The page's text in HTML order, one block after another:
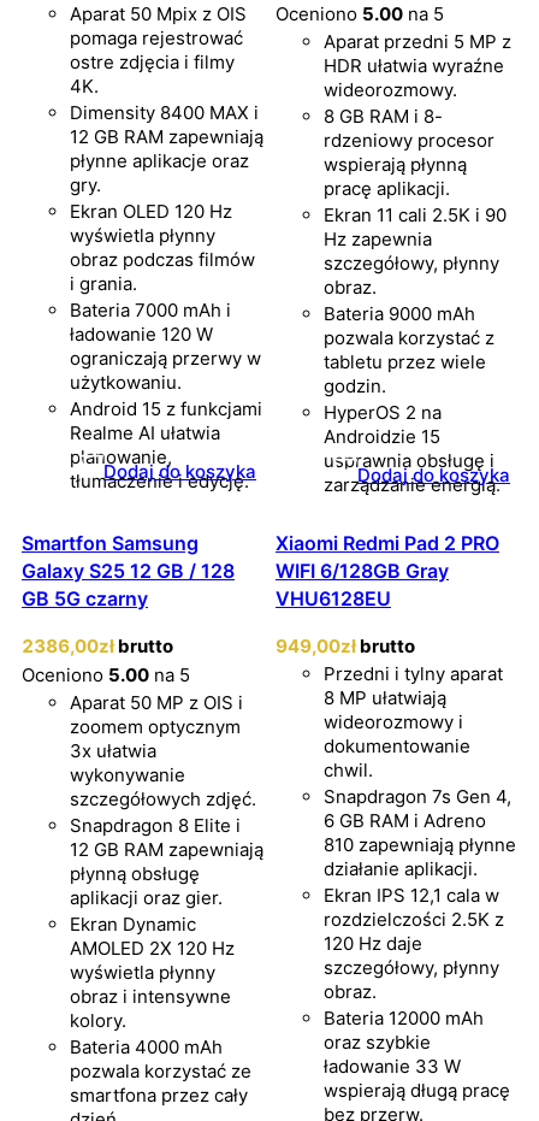
Aparat 50 Mpix z OIS
pomaga rejestrować
ostre zdjęcia i filmy
4K.
Dimensity 8400 MAX i
12 GB RAM zapewniają
płynne aplikacje oraz
gry.
Ekran OLED 120 Hz
wyświetla płynny
obraz podczas filmów
i grania.
Bateria 7000 mAh i
ładowanie 120 W
ograniczają przerwy w
użytkowaniu.
Android 15 z funkcjami
Realme AI ułatwia
planowanie,
tłumaczenie i edycję.
Dodaj do koszyka
Oceniono 5.00 na 5
Aparat przedni 5 MP z
HDR ułatwia wyraźne
wideorozmowy.
8 GB RAM i 8-
rdzeniowy procesor
wspierają płynną
pracę aplikacji.
Ekran 11 cali 2.5K i 90
Hz zapewnia
szczegółowy, płynny
obraz.
Bateria 9000 mAh
pozwala korzystać z
tabletu przez wiele
godzin.
HyperOS 2 na
Androidzie 15
usprawnia obsługę i
zarządzanie energią.
Dodaj do koszyka
Smartfon Samsung
Galaxy S25 12 GB / 128
GB 5G czarny
2386,00zł brutto
Oceniono 5.00 na 5
Aparat 50 MP z OIS i
zoomem optycznym
3x ułatwia
wykonywanie
szczegółowych zdjęć.
Snapdragon 8 Elite i
12 GB RAM zapewniają
płynną obsługę
aplikacji oraz gier.
Ekran Dynamic
AMOLED 2X 120 Hz
wyświetla płynny
obraz i intensywne
kolory.
Bateria 4000 mAh
pozwala korzystać ze
smartfona przez cały
Xiaomi Redmi Pad 2 PRO
WIFI 6/128GB Gray
VHU6128EU
949,00zł brutto
Przedni i tylny aparat
8 MP ułatwiają
wideorozmowy i
dokumentowanie
chwil.
Snapdragon 7s Gen 4,
6 GB RAM i Adreno
810 zapewniają płynne
działanie aplikacji.
Ekran IPS 12,1 cala w
rozdzielczości 2.5K z
120 Hz daje
szczegółowy, płynny
obraz.
Bateria 12000 mAh
oraz szybkie
ładowanie 33 W
wspierają długą pracę
bez przerw.